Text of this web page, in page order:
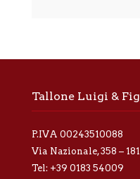
a
i
v
c
y
Tallone Luigi &
P.IVA 00243510088
Via Nazionale, 358 –
Tel: +39 0183 54009